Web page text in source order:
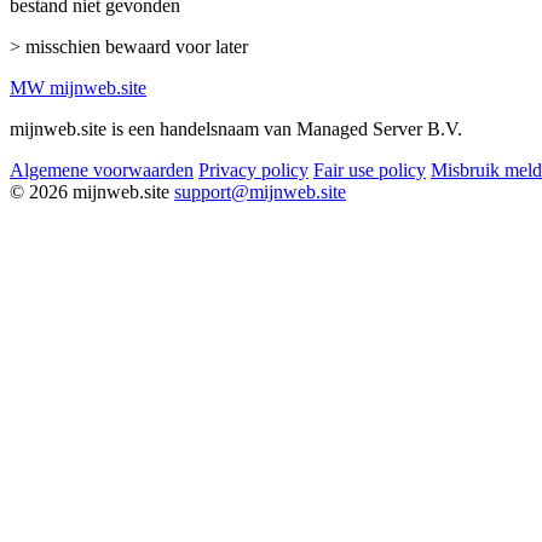
bestand niet gevonden
> misschien bewaard voor later
MW mijnweb.site
mijnweb.site is een handelsnaam van Managed Server B.V.
Algemene voorwaarden Privacy policy Fair use policy Misbruik
© 2026 mijnweb.site support@mijnweb.site